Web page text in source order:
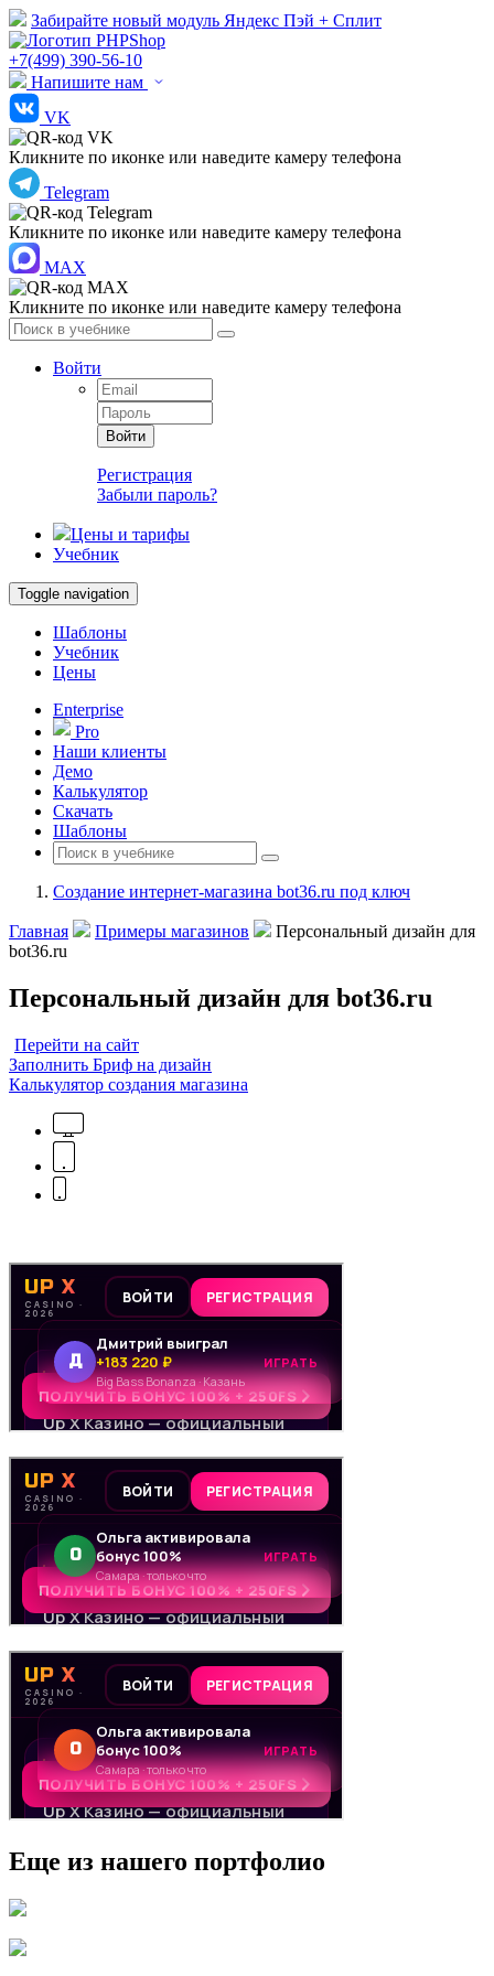
Забирайте новый модуль Яндекс Пэй + Сплит
+7(499) 390-56-10
Напишите нам
VK
Кликните по иконке или наведите камеру телефона
Telegram
Кликните по иконке или наведите камеру телефона
MAX
Кликните по иконке или наведите камеру телефона
Войти
Войти
Регистрация
Забыли пароль?
Цены и тарифы
Учебник
Toggle navigation
Шаблоны
Учебник
Цены
Enterprise
Pro
Наши клиенты
Демо
Калькулятор
Скачать
Шаблоны
Создание интернет-магазина bot36.ru под ключ
Главная Примеры магазинов
Персональный дизайн для
bot36.ru
Персональный дизайн для bot36.ru
Перейти на сайт
Заполнить Бриф на дизайн
Калькулятор создания магазина
Еще из нашего портфолио